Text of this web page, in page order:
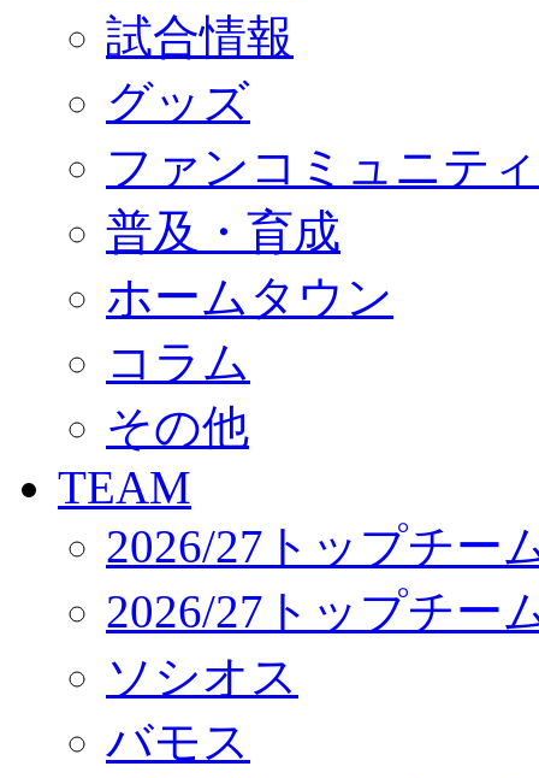
GOODS
オフィシャルストア（実店舗）
オンラインストア
ACADEMY
アカデミーについて
コーチ&スタッフ
ジュニア
ジュニアユース
ユース
練習拠点（ナラディーア）
SCHOOL
CLUB
パートナー募集
クラブ理念
サステナビリティ
Web制作支援
応援プロジェクト
試合情報
グッズ
ファンコミュニティ
普及・育成
ホームタウン
コラム
その他
TEAM
2026/27トップチー
2026/27トップチー
ソシオス
バモス